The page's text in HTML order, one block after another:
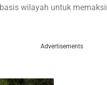
wilayah untuk
Advertisements